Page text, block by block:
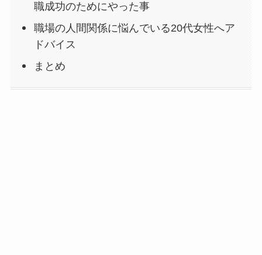
職成功のためにやった事
職場の人間関係に悩んでいる20代女性へア
ドバイス
まとめ